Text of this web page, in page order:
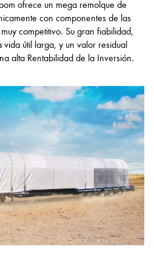
ofrece un mega remolque de
con componentes de las
competitivo. Su gran fiabilidad,
vida útil larga, y un valor residual
alta Rentabilidad de la Inversión.